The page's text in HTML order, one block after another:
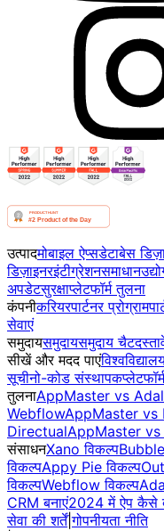
उत्पादमोबाइल ऐप्सडेटाबेस
डिज़ाइनरइंटीग्रेशनसमाधान
अपडेटसुरक्षाप्लेटफॉर्म तुलना
कंपनीकरियरपार्टनर प्रोग्राम
सेवाएं
समुदायसमुदायसमुदाय चैट
सीखें और मदद पाएं
सूचीनो-कोड संस्थापक
तुलनाAppMaster vs
WebflowAppMaster vs
DirectualAppMaster vs
संसाधनXano विकल्प
विकल्पAppy Pie विकल्प
विकल्पWebflow विकल्प
CRM बनाएं2024 में ऐप कैसे
सेवा की शर्तें|गोपनीयता नीति